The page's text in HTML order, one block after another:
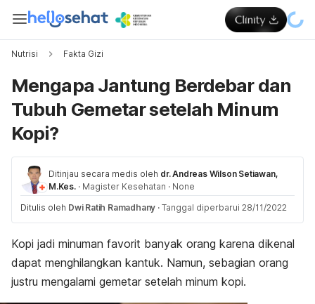
Nutrisi Fakta Gizi
Mengapa Jantung Berdebar dan
Tubuh Gemetar setelah Minum
Kopi?
Ditinjau secara medis oleh dr. Andreas Wilson Setiawan,
M.Kes. · Magister Kesehatan · None
Ditulis oleh Dwi Ratih Ramadhany · Tanggal diperbarui 28/11/2022
Kopi jadi minuman favorit banyak orang karena dikenal
dapat menghilangkan kantuk. Namun, sebagian orang
justru mengalami gemetar setelah minum kopi.